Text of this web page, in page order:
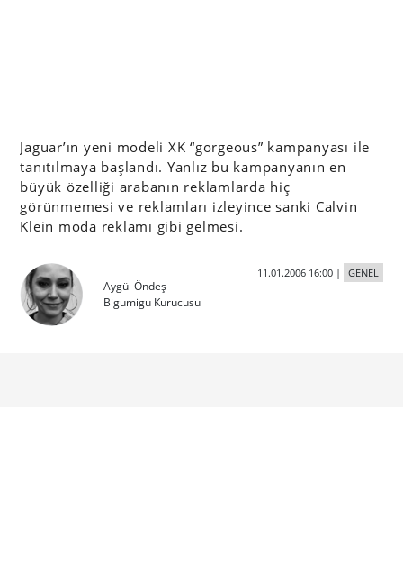
Jaguar’ın yeni modeli XK “gorgeous” kampanyası ile
tanıtılmaya başlandı. Yanlız bu kampanyanın en
büyük özelliği arabanın reklamlarda hiç
görünmemesi ve reklamları izleyince sanki Calvin
Klein moda reklamı gibi gelmesi.
Aygül Öndeş
Bigumigu Kurucusu
11.01.2006 16:00| GENEL